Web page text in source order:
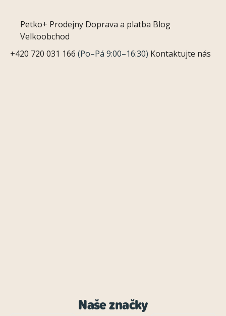
Petko+ Prodejny Doprava a platba Blog
Velkoobchod
+420 720 031 166 (Po–Pá 9:00–16:30) Kontaktujte nás
Naše značky